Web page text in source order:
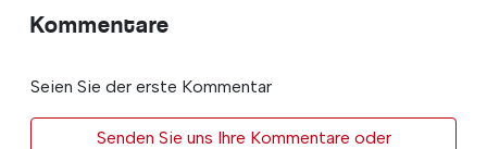
Kommentare
Seien Sie der erste Kommentar
Senden Sie uns Ihre Kommentare oder